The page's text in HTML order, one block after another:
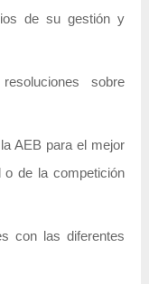
de su gestión y
sobre
AEB para el mejor
o de la competición
con las diferentes